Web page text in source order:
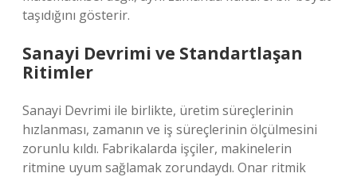
taşıdığını gösterir.
Sanayi Devrimi ve Standartlaşan
Ritimler
Sanayi Devrimi ile birlikte, üretim süreçlerinin
hızlanması, zamanın ve iş süreçlerinin ölçülmesini
zorunlu kıldı. Fabrikalarda işçiler, makinelerin
ritmine uyum sağlamak zorundaydı. Onar ritmik